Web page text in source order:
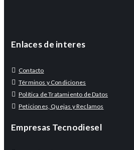
Enlaces de interes
Contacto
Términos y Condiciones
Política de Tratamiento de Datos
Peticiones, Quejas y Reclamos
Empresas Tecnodiesel